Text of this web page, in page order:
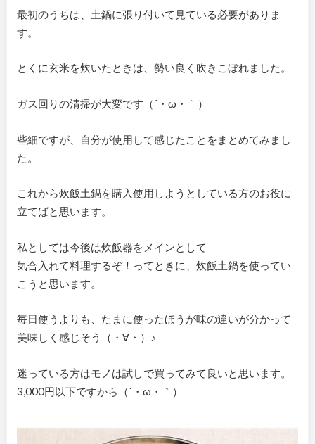
最初のうちは、土鍋に張り付いて見ている必要がありま
す。
とくに玄米を炊いたときは、勢い良く吹きこぼれました。
ガス回りの清掃が大変です（´・ω・｀）
些細ですが、自分が使用して感じたことをまとめてみまし
た。
これから炊飯土鍋を購入使用しようとしている方のお役に
立てばと思います。
私としては今後は炊飯器をメインとして
気合入れて料理するぞ！ってときに、炊飯土鍋を使ってい
こうと思います。
毎日使うよりも、たまに使ったほうが味の違いが分かって
美味しく感じそう（・∀・）♪
迷っている方はモノは試しで買ってみて良いと思います。
3,000円以下ですから（´・ω・｀）